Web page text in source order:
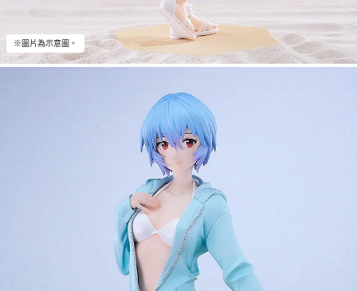
※圖片為示意圖。